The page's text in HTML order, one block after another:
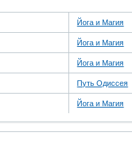
Йога и Магия
Йога и Магия
Йога и Магия
Путь Одиссея
Йога и Магия